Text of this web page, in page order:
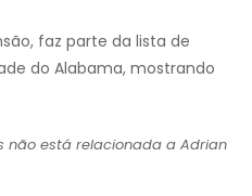
faz parte da lista de
do Alabama, mostrando